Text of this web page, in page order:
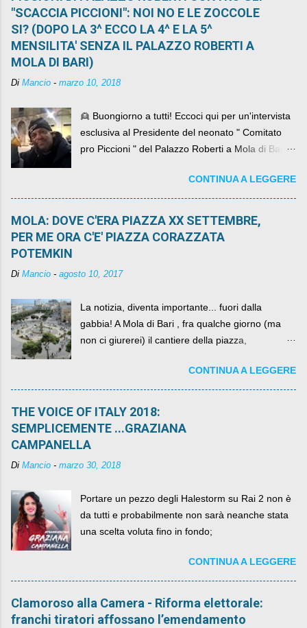
"SCACCIA PICCIONI": NOI NO E LE ZOCCOLE
SI? (DOPO LA 3^ ECCO LA 4^ E LA 5^
MENSILITA' SENZA IL PALAZZO ROBERTI A
MOLA DI BARI)
Di Mancio - marzo 10, 2018
👱 Buongiorno a tutti! Eccoci qui per un'intervista
esclusiva al Presidente del neonato " Comitato
pro Piccioni " del Palazzo Roberti a Mola di Bari ,
come definirlo... signor?....CONTINUA A LEGGERE
MOLA: DOVE C'ERA PIAZZA XX SETTEMBRE,
PER ME ORA C'E' PIAZZA CORAZZATA
POTEMKIN
Di Mancio - agosto 10, 2017
La notizia, diventa importante... fuori dalla
gabbia! A Mola di Bari , fra qualche giorno (ma
non ci giurerei) il cantiere della piazza,
per un numero esorbitante di mesi, non ci sarà
più. C'era una volta Piazza XX Settembre ,
CONTINUA A LEGGERE
THE VOICE OF ITALY 2018:
SEMPLICEMENTE ...GRAZIANA
CAMPANELLA
Di Mancio - marzo 30, 2018
Portare un pezzo degli Halestorm su Rai 2 non è
da tutti e probabilmente non sarà neanche stata
una scelta voluta fino in fondo;
CONTINUA A LEGGERE
Clamoroso alla Camera - Riforma elettorale:
franchi tiratori affossano l’emendamento